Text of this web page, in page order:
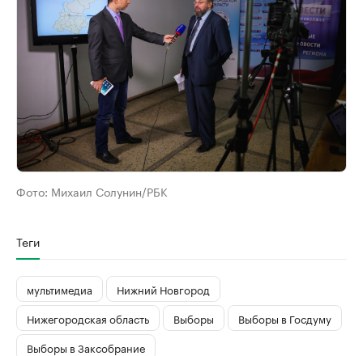
Фото: Михаил Солунин/РБК
Теги
мультимедиа
Нижний Новгород
Нижегородская область
Выборы
Выборы в Госдуму
Выборы в Заксобрание